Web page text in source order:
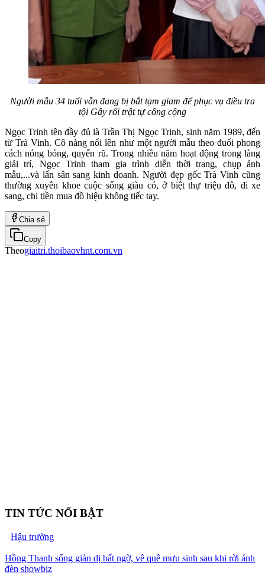
Người mẫu 34 tuổi vẫn đang bị bắt tạm giam để phục vụ điều tra
tội Gây rối trật tự công cộng
Ngọc Trinh tên đầy đủ là Trần Thị Ngọc Trinh, sinh năm 1989, đến
từ Trà Vinh. Cô nàng nổi lên như một người mẫu theo đuổi phong
cách nóng bỏng, quyến rũ. Trong nhiều năm hoạt động trong làng
giải trí, Ngọc Trinh tham gia trình diễn thời trang, chụp ảnh
mẫu,...và lấn sân sang kinh doanh. Người đẹp gốc Trà Vinh cũng
thường xuyên khoe cuộc sống giàu có, ở biệt thự triệu đô, đi xe
sang, chi tiền mua đồ hiệu không tiếc tay.
Chia sẻ
Copy
Theogiaitri.thoibaovhnt.com.vn
TIN TỨC NỔI BẬT
Hậu trường
Hồng Thanh sống giản dị bất ngờ, về quê mưu sinh sau khi rời ánh
đèn showbiz